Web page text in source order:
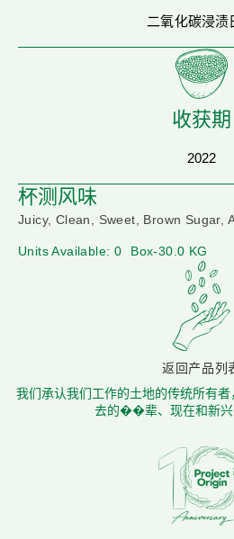
二氧化碳浸渍
收获期
2022
杯测风味
Juicy, Clean, Sweet, Brown Sugar,
Units Available: 0 Box-30.0 KG
返回产品列
我们承认我们工作的土地的传统所有
去的��辈、现在和新兴